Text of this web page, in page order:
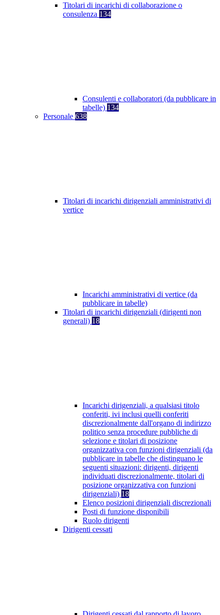
Titolari di incarichi di collaborazione o
consulenza 134
Consulenti e collaboratori (da pubblicare in
tabelle) 134
Personale 638
Titolari di incarichi dirigenziali amministrativi di
vertice
Incarichi amministrativi di vertice (da
pubblicare in tabelle)
Titolari di incarichi dirigenziali (dirigenti non
generali) 18
Incarichi dirigenziali, a qualsiasi titolo
conferiti, ivi inclusi quelli conferiti
discrezionalmente dall'organo di indirizzo
politico senza procedure pubbliche di
selezione e titolari di posizione
organizzativa con funzioni dirigenziali (da
pubblicare in tabelle che distinguano le
seguenti situazioni: dirigenti, dirigenti
individuati discrezionalmente, titolari di
posizione organizzativa con funzioni
dirigenziali) 18
Elenco posizioni dirigenziali discrezionali
Posti di funzione disponibili
Ruolo dirigenti
Dirigenti cessati